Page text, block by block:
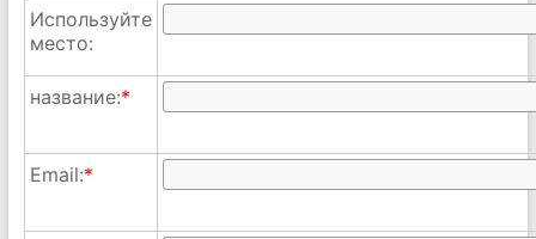
Используйте
место:
название:*
Email:*